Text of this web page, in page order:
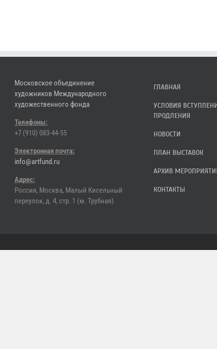
Московское объединение
художников Международного
художественного фонда
Телефоны:
+7 (910) 083-44-55
Электронная почта:
info@artfund.ru
Адрес:
Россия, Москва, Малый Кисельный
переулок, д. 4, стр. 1 (м. Трубная)
ГЛАВНАЯ
УСЛОВИЯ
ПРОДЛЕНИЯ
НОВОСТИ
ПЛАН ВЫСТАВОК
АРХИВ
КОНТАКТЫ